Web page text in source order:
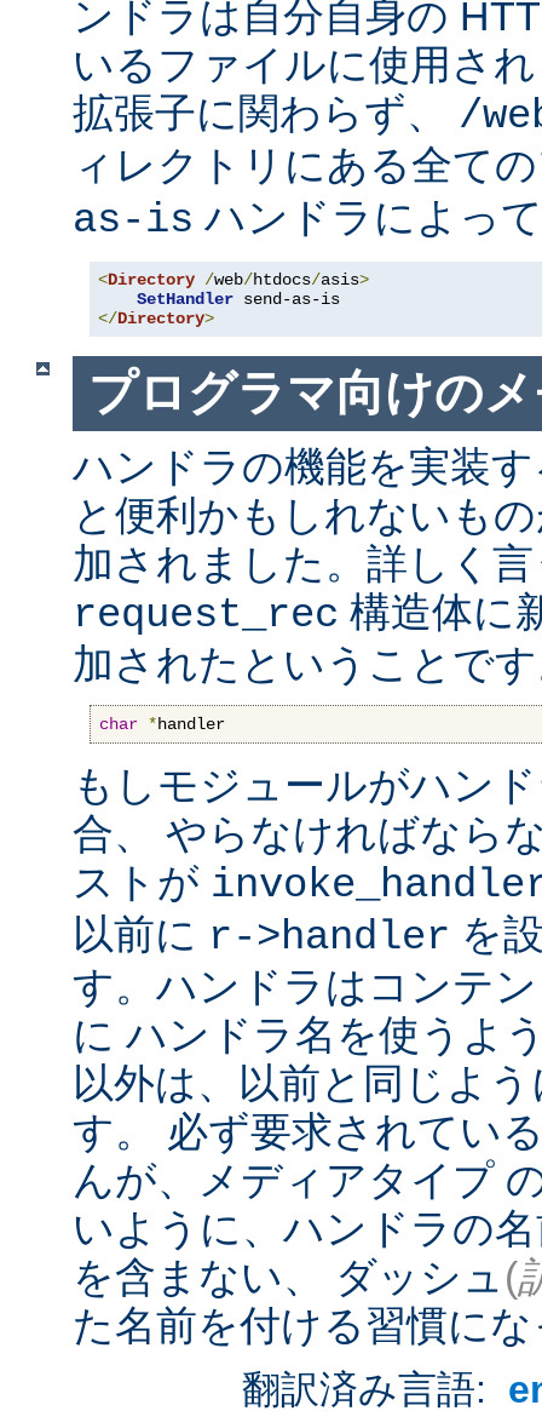
ンドラは自分自身の
いるファイルに使用さ
拡張子に関わらず、 /
ィレクトリにある全て
as-is ハンドラによっ
<Directory /web/htdocs/asis>
SetHandler
</Directory>
プログラマ向けの
ハンドラの機能を実装
と便利かもしれないも
加されました。詳しく
request_rec 構造体に
加されたということで
char *handler
もしモジュールがハン
合、 やらなければなら
ストが
以前に r->handler を
す。ハンドラはコンテ
に ハンドラ名を使うよ
以外は、以前と同じよ
す。 必ず要求されてい
んが、メディアタイプ
いように、ハンドラの
を含まない、 ダッシュ (
た名前を付ける習慣に
翻訳済み言語: